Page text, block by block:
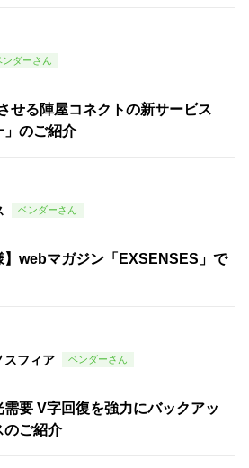
せる陣屋コネクトの新サービス
」のご紹介
】webマガジン「EXSENSES」で
スフィア
需要 V字回復を強力にバックアッ
のご紹介